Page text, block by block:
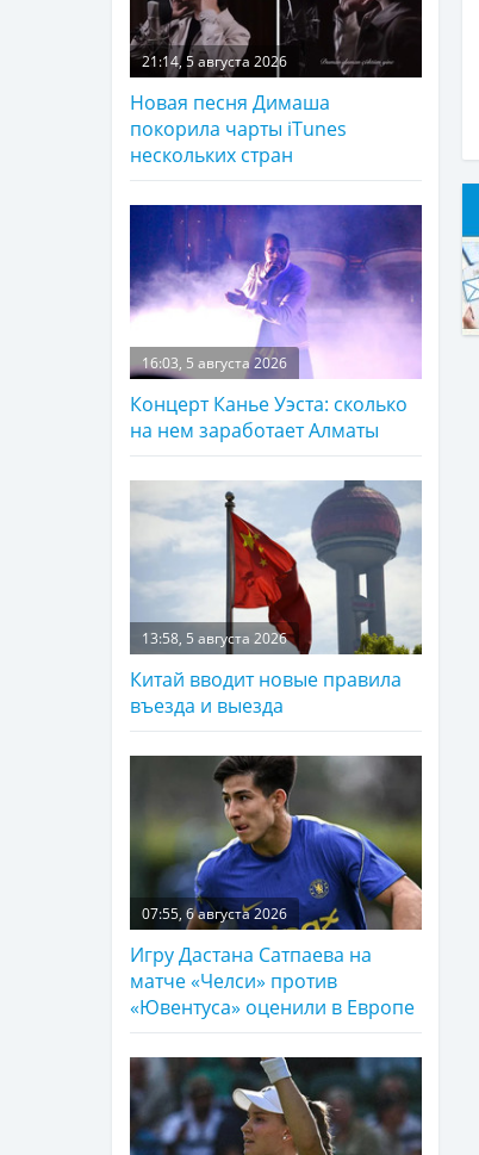
21:14, 5 августа 2026
Новая песня Димаша
покорила чарты iTunes
нескольких стран
16:03, 5 августа 2026
Концерт Канье Уэста: сколько
на нем заработает Алматы
13:58, 5 августа 2026
Китай вводит новые правила
въезда и выезда
07:55, 6 августа 2026
Игру Дастана Сатпаева на
матче «Челси» против
«Ювентуса» оценили в Европе